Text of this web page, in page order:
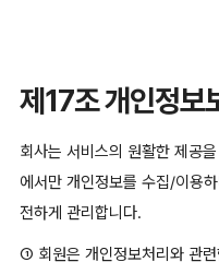
제17조 개인정보
회사는 서비스의 원활한 제공
에서만 개인정보를 수집/이용
전하게 관리합니다.
① 회원은 개인정보처리와 관